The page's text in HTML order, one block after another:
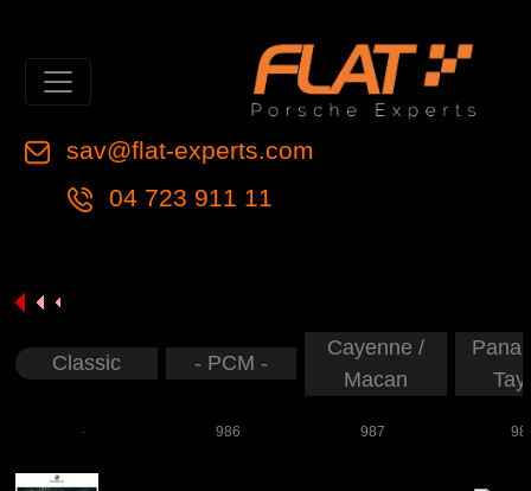
sav@flat-experts.com
04 723 911 11
Classic - PCM -
Cayenne /
Macan
- 986 987